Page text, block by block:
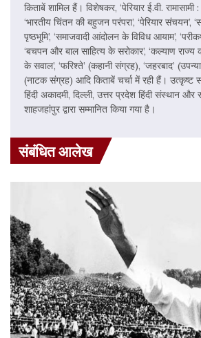
किताबें शामिल हैं। विशेषकर, ‘पेरियार ई.वी. रामासामी
‘भारतीय चिंतन की बहुजन परंपरा’, ‘पेरियार संचयन’,
पृष्ठभूमि’, ‘समाजवादी आंदोलन के विविध आयाम’,
‘बचपन और बाल साहित्य के सरोकार’, ‘कल्याण राज्य
के सवाल’, ‘फरिश्ते’ (कहानी संग्रह), ‘जहरबाद’
(नाटक संग्रह) आदि किताबें चर्चा में रही हैं। उत्कृष्ट
हिंदी अकादमी, दिल्ली, उत्तर प्रदेश हिंदी संस्थान
शाहजहांपुर द्वारा सम्मानित किया गया है।
संबंधित आलेख